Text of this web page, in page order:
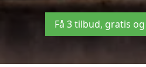
Få 3 tilbud, gratis